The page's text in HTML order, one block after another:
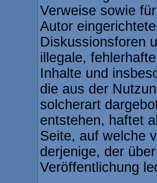
Verweise sowie
Autor
Diskussionsforen
illegale,
Inhalte und
die aus der
solcherart
entstehen, haftet
Seite, auf welche
derjenige, der
Veröffentlichung